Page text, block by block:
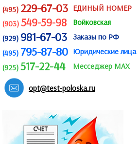
(495) 229-67-03 ЕДИНЫЙ НОМЕР
(903) 549-59-98
Войковская
(929) 981-67-03 Заказы по РФ
(495) 795-87-80 Юридические лица
(925) 517-22-44 Месседжер MAX
opt@test-poloska.ru